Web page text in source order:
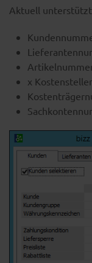
Aktuell
x